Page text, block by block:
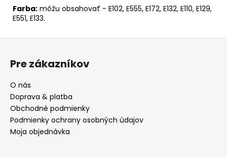
Farba: môžu obsahovať - E102, E555, E172, E132, E110, E129,
E551, E133.
Pre zákazníkov
O nás
Doprava & platba
Obchodné podmienky
Podmienky ochrany osobných údajov
Moja objednávka